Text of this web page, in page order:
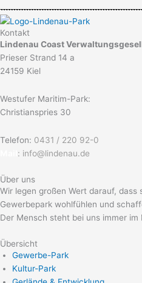
Kontakt
Lindenau Coast
Prieser Strand 14 a
24159 Kiel
Westufer Maritim-Park:
Christianspries 30
Telefon: 0431 / 220 92-0
: info@lindenau.de
Über uns
Wir legen großen Wert darauf,
Gewerbepark wohlfühlen und
Der Mensch steht bei uns immer im
Übersicht
Gewerbe-Park
Kultur-Park